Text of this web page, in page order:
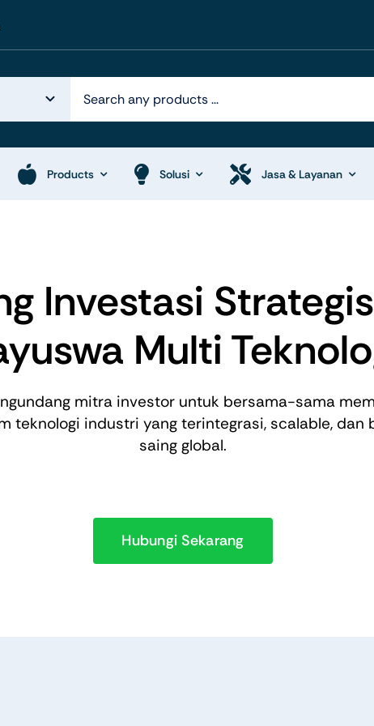
Products Solusi Jasa & Layanan
Investasi
Multi
mitra investor untuk bersama-sama
teknologi industri yang terintegrasi, scalable, dan
saing global.
Hubungi Sekarang